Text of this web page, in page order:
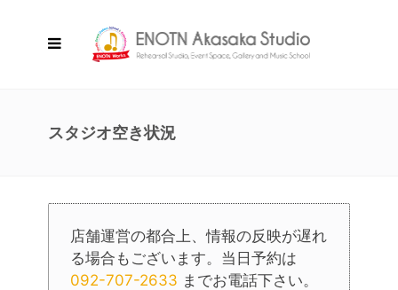
スタジオ空き状況
店舗運営の都合上、情報の反映が遅れ
る場合もございます。当日予約は
092-707-2633 までお電話下さい。